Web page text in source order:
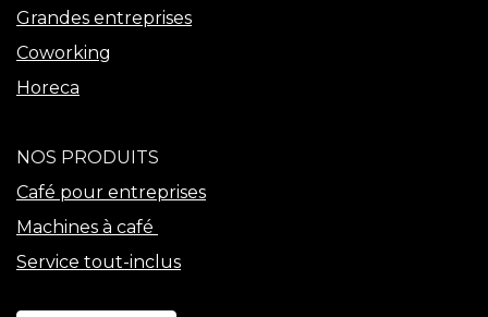
Grandes entreprises
Coworking
Horeca
NOS PRODUITS
Café pour entreprises
Machines à café
Service tout-inclus